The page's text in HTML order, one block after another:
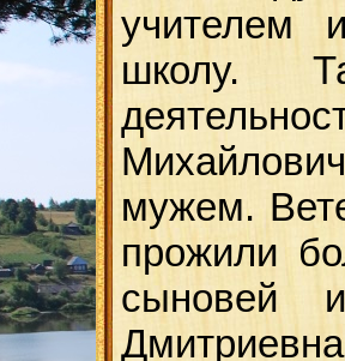
учителем
школу.
мужем.
прожили
сыновей